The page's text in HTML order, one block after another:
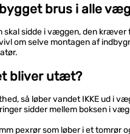
brus i alle
skal sidde i væggen, den kræver
om selve montagen af
bliver utæt?
så løber vandet IKKE ud i
sidder mellem boksen i
pexrør som løber i et tomrør